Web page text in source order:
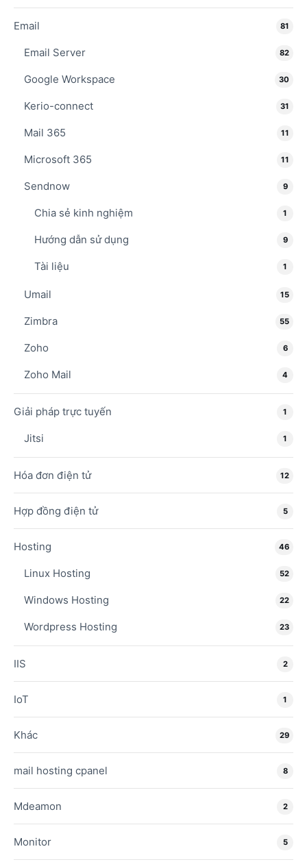
Email 81
Email Server 82
Google Workspace 30
Kerio-connect 31
Mail 365 11
Microsoft 365 11
Sendnow 9
Chia sẻ kinh nghiệm 1
Hướng dẫn sử dụng 9
Tài liệu 1
Umail 15
Zimbra 55
Zoho 6
Zoho Mail 4
Giải pháp trực tuyến 1
Jitsi 1
Hóa đơn điện tử 12
Hợp đồng điện tử 5
Hosting 46
Linux Hosting 52
Windows Hosting 22
Wordpress Hosting 23
IIS 2
IoT 1
Khác 29
mail hosting cpanel 8
Mdeamon 2
Monitor 5